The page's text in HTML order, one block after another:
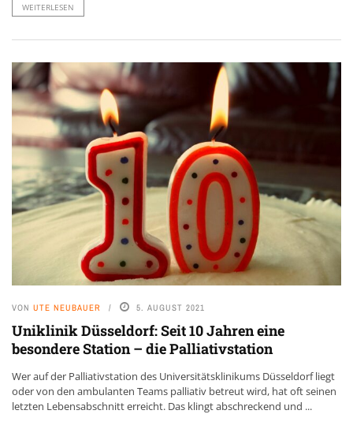
WEITERLESEN
VON UTE NEUBAUER 5. AUGUST 2021
Uniklinik Düsseldorf: Seit 10 Jahren eine
besondere Station – die Palliativstation
Wer auf der Palliativstation des Universitätsklinikums Düsseldorf liegt
oder von den ambulanten Teams palliativ betreut wird, hat oft seinen
letzten Lebensabschnitt erreicht. Das klingt abschreckend und ...